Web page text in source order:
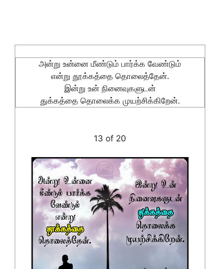
அன்று உன்னை மீண்டும் பார்க்க வேண்டும்
என்று தூக்கத்தை தொலைத்தேன்.
இன்று உன் நினைவுகளுடன்
துக்கத்தை தொலைக்க முயற்சிக்கிறேன்.
13 of 20